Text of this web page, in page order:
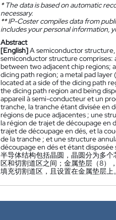
*The data is based on automatic
necessary.
**IP-Coster compiles data from
includes your personal information,
Abstract
[English]A semiconductor
semiconductor structure comprises:
between two adjacent chip regions;
dicing path region; a metal pad
located at a side of the dicing path
the dicing path region and being
appareil à semi-conducteur et un
tranche, la tranche étant divisée en
régions de puce adjacentes ; une
la région de trajet de découpage en
trajet de découpage en dés, et la
de la tranche ; et une structure
découpage en dés et étant
半导体结构包括晶圆，晶圆分为多
区和切割道区之间；金属垫层（8）
填充切割道区，且设置在金属垫层上。